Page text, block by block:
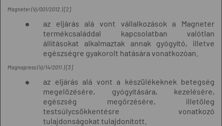
Magneter (Vj/001/2012.) [2]
az eljárás alá vont vállalkozások a Magneter
termékcsaláddal kapcsolatban valótlan
állításokat alkalmaztak annak gyógyító, illetve
egészségre gyakorolt hatására vonatkozóan.
Magnapress (Vj/14/2011.) [3]
az eljárás alá vont a készülékeknek betegség
megelőzésére, gyógyítására, kezelésére,
egészség megőrzésére, illetőleg
testsúlycsökkentésre vonatkozó
tulajdonságokat tulajdonított.